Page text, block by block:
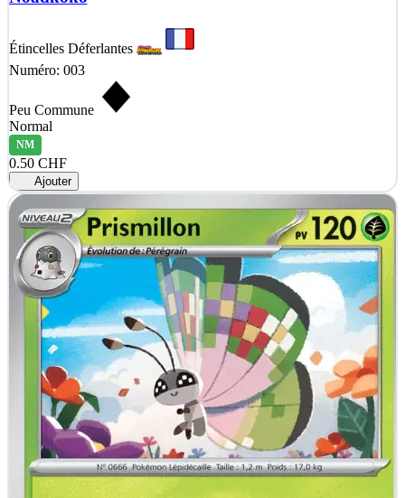
Étincelles Déferlantes
Numéro: 003
Peu Commune
Normal
NM
0.50 CHF
Ajouter